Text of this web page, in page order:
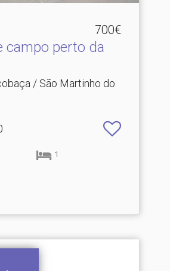
700€
campo perto da
/ São Martinho do
1